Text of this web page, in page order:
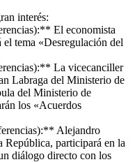
interés:
El economista
tema «Desregulación del
La vicecanciller
Labraga del Ministerio de
del Ministerio de
los «Acuerdos
Alejandro
República, participará en la
diálogo directo con los